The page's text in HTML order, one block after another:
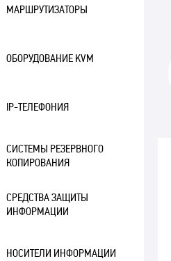
МАРШРУТИЗАТОРЫ
ОБОРУДОВАНИЕ KVM
IP-ТЕЛЕФОНИЯ
СИСТЕМЫ РЕЗЕРВНОГО
КОПИРОВАНИЯ
СРЕДСТВА ЗАЩИТЫ
ИНФОРМАЦИИ
НОСИТЕЛИ ИНФОРМАЦИИ